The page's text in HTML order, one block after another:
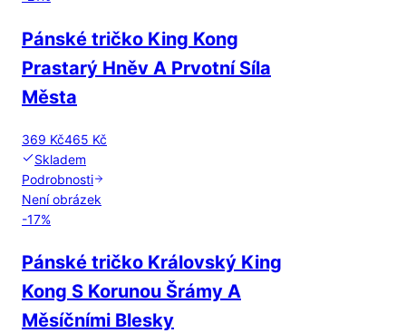
Pánské tričko King Kong
Prastarý Hněv A Prvotní Síla
Města
369 Kč465 Kč
Skladem
Podrobnosti
Není obrázek
-17%
Pánské tričko Královský King
Kong S Korunou Šrámy A
Měsíčními Blesky